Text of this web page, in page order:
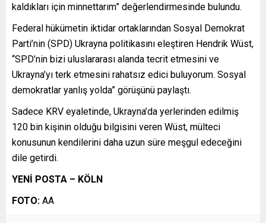
kaldıkları için minnettarım” değerlendirmesinde bulundu.
Federal hükümetin iktidar ortaklarından Sosyal Demokrat
Parti’nin (SPD) Ukrayna politikasını eleştiren Hendrik Wüst,
“SPD’nin bizi uluslararası alanda tecrit etmesini ve
Ukrayna’yı terk etmesini rahatsız edici buluyorum. Sosyal
demokratlar yanlış yolda” görüşünü paylaştı.
Sadece KRV eyaletinde, Ukrayna’da yerlerinden edilmiş
120 bin kişinin olduğu bilgisini veren Wüst, mülteci
konusunun kendilerini daha uzun süre meşgul edeceğini
dile getirdi.
YENİ POSTA – KÖLN
FOTO: AA